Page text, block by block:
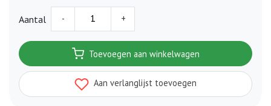
Aantal - +
Toevoegen aan winkelwagen
Aan verlanglijst toevoegen